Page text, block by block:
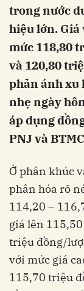
trong nước
hiệu lớn. Giá
mức 118,80
và 120,80
phản ánh xu
nhẹ ngày
áp dụng
PNJ và
Ở phân khúc
phân hóa rõ
114,20 –
giá lên
triệu đồng/
với mức giá
115,70 triệu